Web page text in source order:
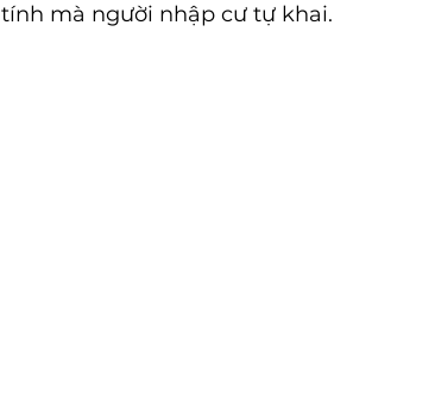
tính mà người nhập cư tự khai.